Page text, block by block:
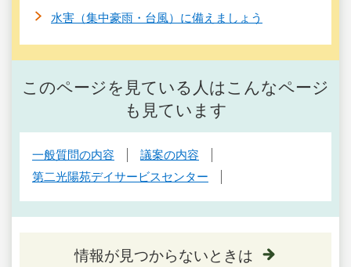
水害（集中豪雨・台風）に備えましょう
このページを見ている人はこんなページ
も見ています
一般質問の内容
議案の内容
第二光陽苑デイサービスセンター
情報が見つからないときは